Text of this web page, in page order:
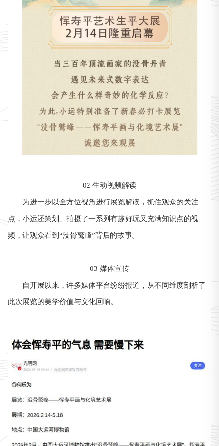
02 生动视频解读
为进一步以全方位视角进行展览解读，抓住观众的关注
点，小运还策划、拍摄了一系列有趣好玩又充满知识点的视
频，让观众看到“没骨鹫峰”背后的故事。
03 媒体宣传
自开展以来，许多媒体平台纷纷报道，从不同维度剖析了
此次展览的美学价值与文化回响。